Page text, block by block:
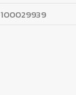
100029939